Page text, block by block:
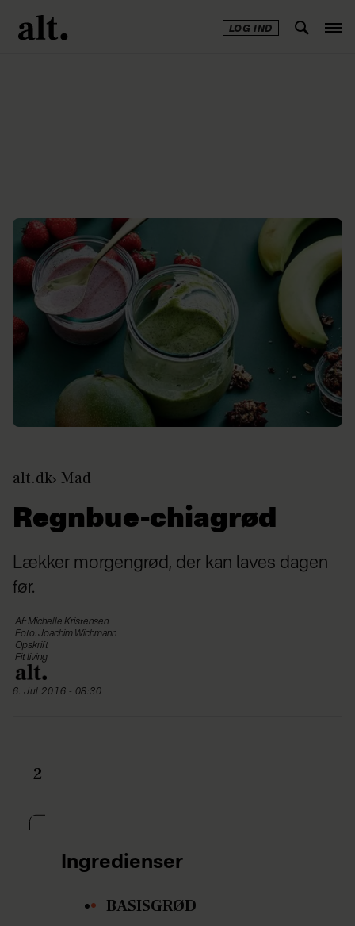
LOG IND
alt.dk Mad
Regnbue-chiagrød
Lækker morgengrød, der kan laves dagen
før.
Af: Michelle Kristensen
Foto: Joachim Wichmann
Opskrift
Fit living
6. Jul 2016 - 08:30
2
Ingredienser
BASISGRØD